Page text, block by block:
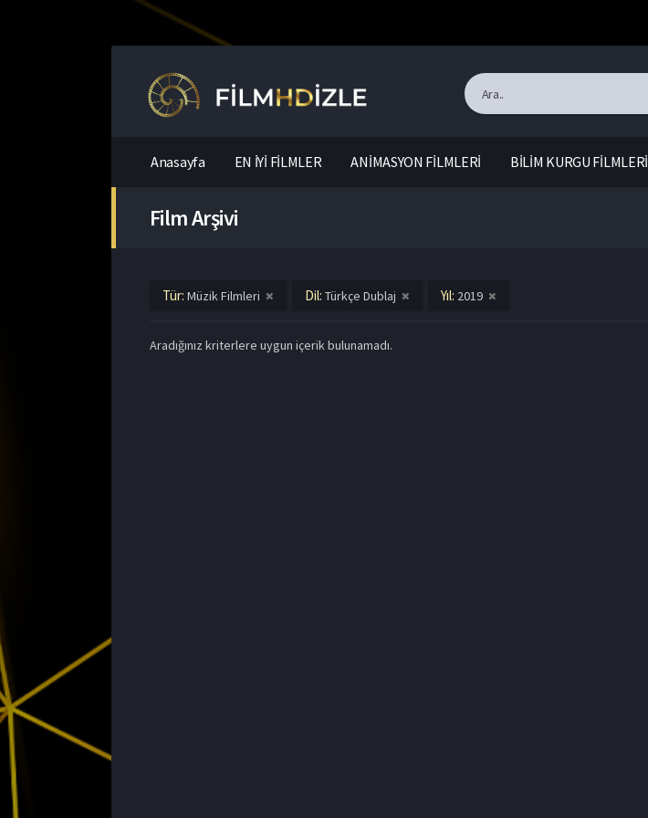
Anasayfa EN İYİ FİLMLER ANİMASYON FİLMLERİ BİLİM KURGU FİLMLERİ
Film Arşivi
Tür: Müzik Filmleri Dil: Türkçe Dublaj Yıl: 2019
Aradığınız kriterlere uygun içerik bulunamadı.